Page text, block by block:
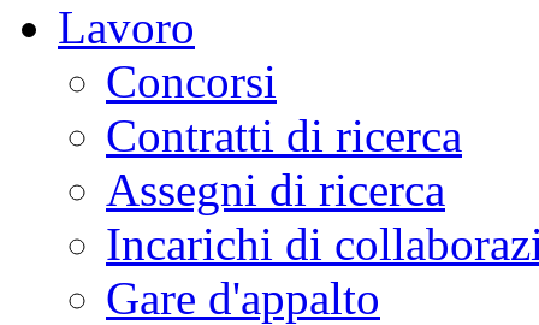
Lavoro
Concorsi
Contratti di ricerca
Assegni di ricerca
Incarichi di
Gare d'appalto